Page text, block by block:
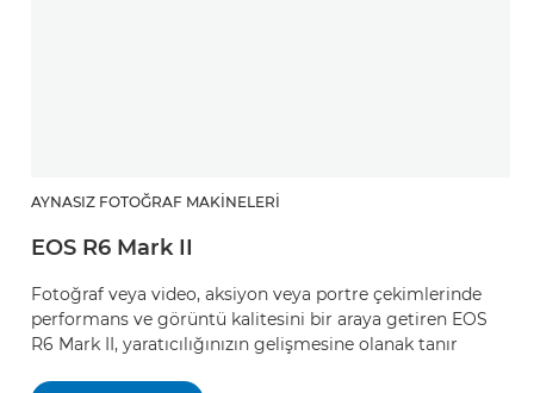
AYNASIZ FOTOĞRAF MAKINELERI
EOS R6 Mark II
Fotoğraf veya video, aksiyon veya portre çekimlerinde
performans ve görüntü kalitesini bir araya getiren EOS
R6 Mark II, yaratıcılığınızın gelişmesine olanak tanır